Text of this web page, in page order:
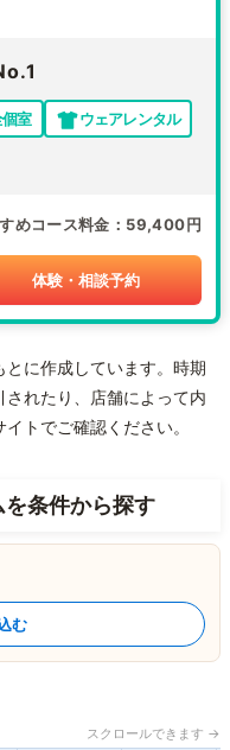
室
ウェアレンタル
めコース料金 59,400円
体験・相談予約
に作成しています。時期
れたり、店舗によって内
トでご確認ください。
条件から探す
む
スクロールできます →